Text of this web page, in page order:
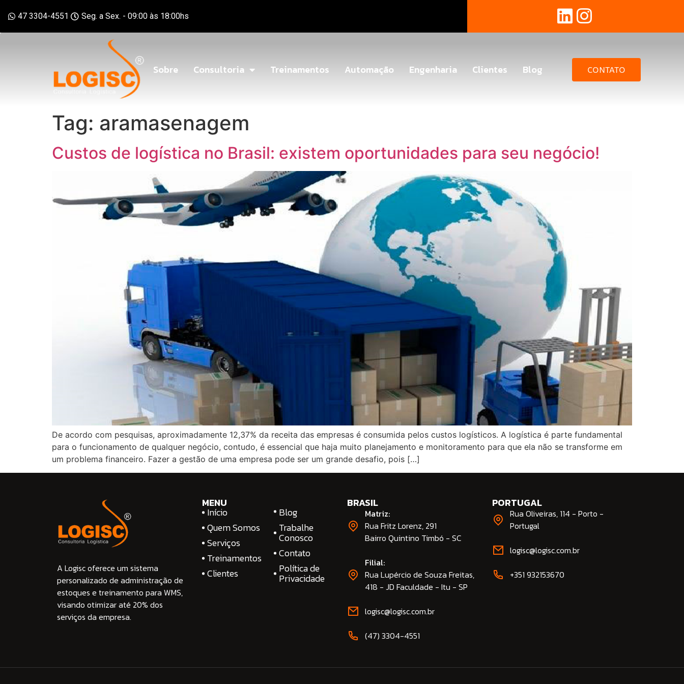
47 3304-4551 Seg. a Sex. - 09:00 às 18:00hs
Sobre Consultoria Treinamentos Automação Engenharia Clientes Blog CONTATO
Tag: aramasenagem
Custos de logística no Brasil: existem oportunidades para seu negócio!
De acordo com pesquisas, aproximadamente 12,37% da receita das empresas é consumida pelos custos logísticos. A logística é parte fundamental
para o funcionamento de qualquer negócio, contudo, é essencial que haja muito planejamento e monitoramento para que ela não se transforme em
um problema financeiro. Fazer a gestão de uma empresa pode ser um grande desafio, pois […]
A Logisc oferece um sistema
personalizado de administração de
estoques e treinamento para WMS,
visando otimizar até 20% dos
serviços da empresa.
MENU
Início
Quem Somos
Serviços
Treinamentos
Clientes
Blog
Trabalhe
Conosco
Contato
Política de
Privacidade
BRASIL
Matriz:
Rua Fritz Lorenz, 291
Bairro Quintino Timbó - SC
Filial:
Rua Lupércio de Souza Freitas,
418 - JD Faculdade - Itu - SP
logisc@logisc.com.br​
(47) 3304-4551​
PORTUGAL
Rua Oliveiras, 114 - Porto -
Portugal
logisc@logisc.com.br​
+351 932153670